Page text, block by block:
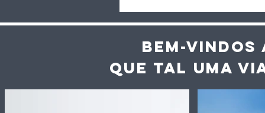
BEM-VINDOS
QUE TAL UMA